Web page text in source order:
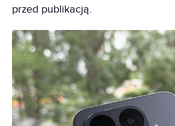
przed publikacją.